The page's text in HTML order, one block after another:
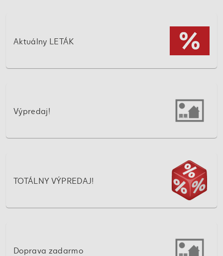
Aktuálny LETÁK
Výpredaj!
TOTÁLNY VÝPREDAJ!
Doprava zadarmo